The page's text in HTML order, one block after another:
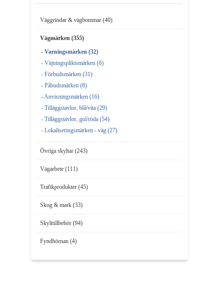
Väggrindar & vägbommar (40)
Vägmärken (355)
- Varningsmärken (32)
- Väjningspliktsmärken (6)
- Förbudsmärken (31)
- Påbudsmärken (8)
- Anvisningsmärken (16)
- Tilläggstavlor, blå/vita (29)
- Tilläggstavlor, gul/röda (54)
- Lokaliseringsmärken - väg (27)
Övriga skyltar (243)
Vägarbete (111)
Trafikprodukter (45)
Skog & mark (33)
Skylttillbehör (94)
Fyndhörnan (4)